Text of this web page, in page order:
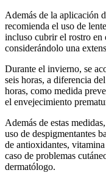
Además de la aplicación
recomienda el uso de
incluso cubrir el rostro en
considerándolo una
Durante el invierno, se
seis horas, a diferencia
horas, como medida
el envejecimiento
Además de estas
uso de despigmentantes
de antioxidantes,
caso de problemas
dermatólogo.